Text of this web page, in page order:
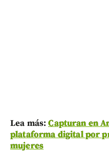
Lea más:Capturan en
plataforma digital por
mujeres